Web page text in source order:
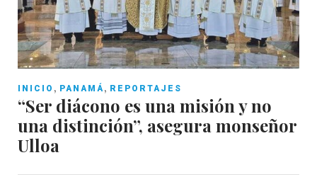
INICIO , PANAMÁ, REPORTAJES
“Ser diácono es una misión y no
una distinción”, asegura monseñor
Ulloa